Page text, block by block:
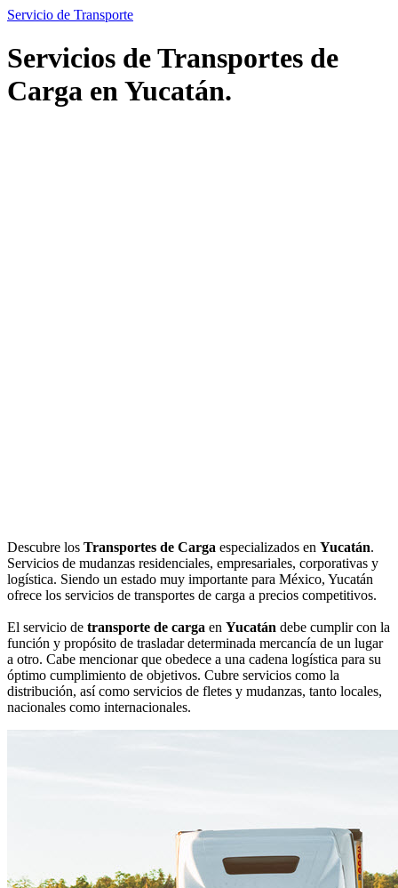
Servicio de Transporte
Servicios de Transportes de
Carga en Yucatán.
Descubre los Transportes de Carga especializados en Yucatán.
Servicios de mudanzas residenciales, empresariales, corporativas y
logística. Siendo un estado muy importante para México, Yucatán
ofrece los servicios de transportes de carga a precios competitivos.
El servicio de transporte de carga en Yucatán debe cumplir con la
función y propósito de trasladar determinada mercancía de un lugar
a otro. Cabe mencionar que obedece a una cadena logística para su
óptimo cumplimiento de objetivos. Cubre servicios como la
distribución, así como servicios de fletes y mudanzas, tanto locales,
nacionales como internacionales.